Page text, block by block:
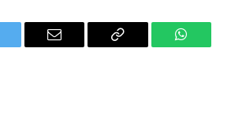
Email
Copy